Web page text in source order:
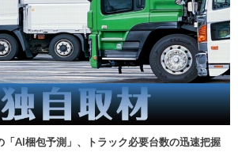
「AI梱包予測」、トラック必要台数の迅速把握